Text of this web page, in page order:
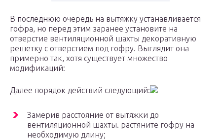
В последнюю очередь на вытяжку устанавливается
гофра, но перед этим заранее установите на
отверстие вентиляционной шахты декоративную
решетку с отверстием под гофру. Выглядит она
примерно так, хотя существует множество
модификаций:
Далее порядок действий следующий:
Замерив расстояние от вытяжки до
вентиляционной шахты. растяните гофру на
необходимую длину;